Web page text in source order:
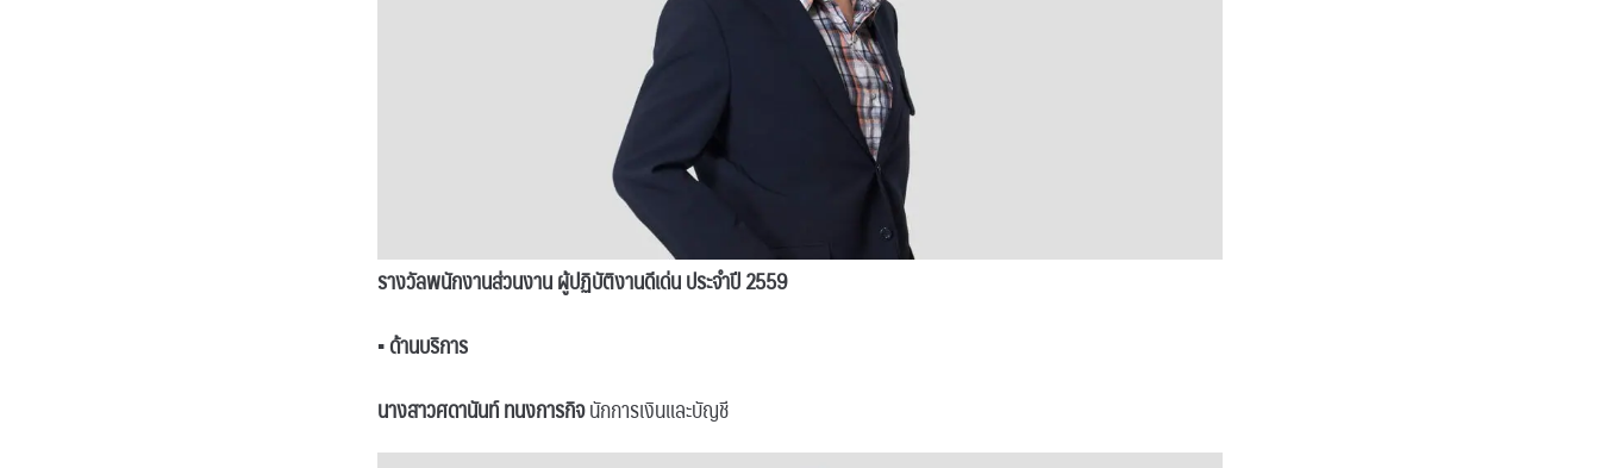
รางวัลพนักงานส่วนงาน ผู้ปฏิบัติงานดีเด่น ประจำปี 2559
▪ด้านบริการ
นางสาวศดานันท์ ทนงการกิจนักการเงินและบัญชี